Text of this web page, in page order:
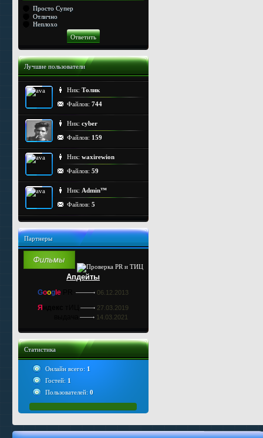
Просто Супер
Отлично
Неплохо
Лучшие пользователи
Ник: Толик
Файлов: 744
Ник: cyber
Файлов: 159
Ник: waxirewion
Файлов: 59
Ник: Admin™
Файлов: 5
Партнеры
Апдейты
Goog le 06.12.2013
Я 27.03.2019
14.03.2021
Статистика
Онлайн всего: 1
Гостей: 1
Пользователей: 0